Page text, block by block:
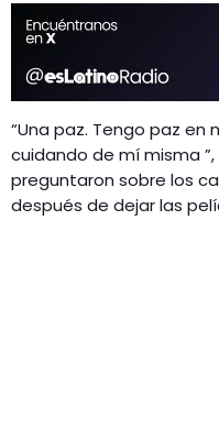
“Una paz. Tengo paz en
cuidando de mí misma
preguntaron sobre los
después de dejar las